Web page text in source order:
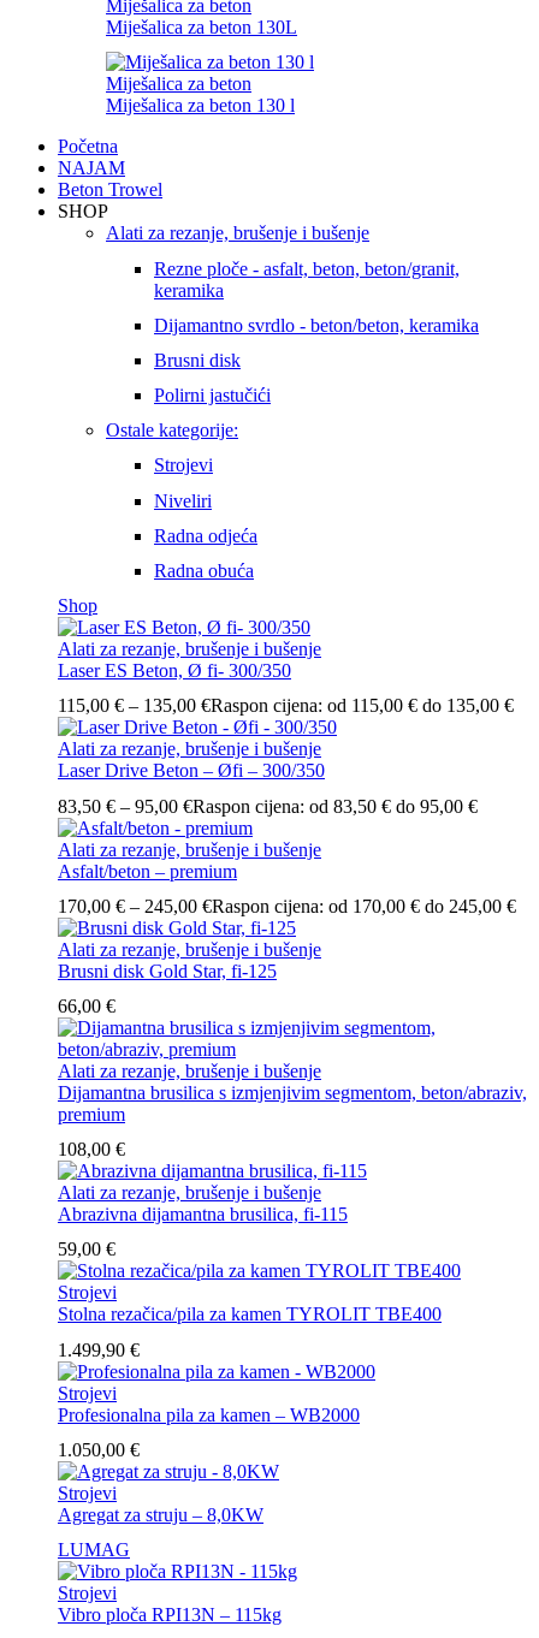
Miješalica za beton
Miješalica za beton 130L
Miješalica za beton
Miješalica za beton 130 l
Početna
NAJAM
Beton Trowel
SHOP
Alati za rezanje, brušenje i bušenje
Rezne ploče - asfalt, beton, beton/granit,
keramika
Dijamantno svrdlo - beton/beton, keramika
Brusni disk
Polirni jastučići
Ostale kategorije:
Strojevi
Niveliri
Radna odjeća
Radna obuća
Shop
Alati za rezanje, brušenje i bušenje
Laser ES Beton, Ø fi- 300/350
115,00 € – 135,00 €Raspon cijena: od 115,00 € do 135,00 €
Alati za rezanje, brušenje i bušenje
Laser Drive Beton – Øfi – 300/350
83,50 € – 95,00 €Raspon cijena: od 83,50 € do 95,00 €
Alati za rezanje, brušenje i bušenje
Asfalt/beton – premium
170,00 € – 245,00 €Raspon cijena: od 170,00 € do 245,00 €
Alati za rezanje, brušenje i bušenje
Brusni disk Gold Star, fi-125
66,00 €
Alati za rezanje, brušenje i bušenje
Dijamantna brusilica s izmjenjivim segmentom, beton/abraziv,
premium
108,00 €
Alati za rezanje, brušenje i bušenje
Abrazivna dijamantna brusilica, fi-115
59,00 €
Strojevi
Stolna rezačica/pila za kamen TYROLIT TBE400
1.499,90 €
Strojevi
Profesionalna pila za kamen – WB2000
1.050,00 €
Strojevi
Agregat za struju – 8,0KW
LUMAG
Strojevi
Vibro ploča RPI13N – 115kg